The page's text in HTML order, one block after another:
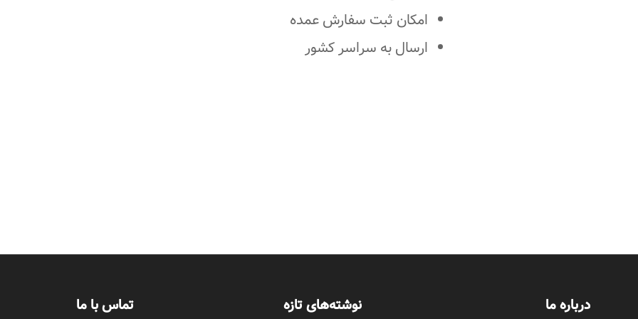
امکان ثبت سفارش عمده
ارسال به سراسر کشور
درباره ما نوشته‌های تازه تماس با ما